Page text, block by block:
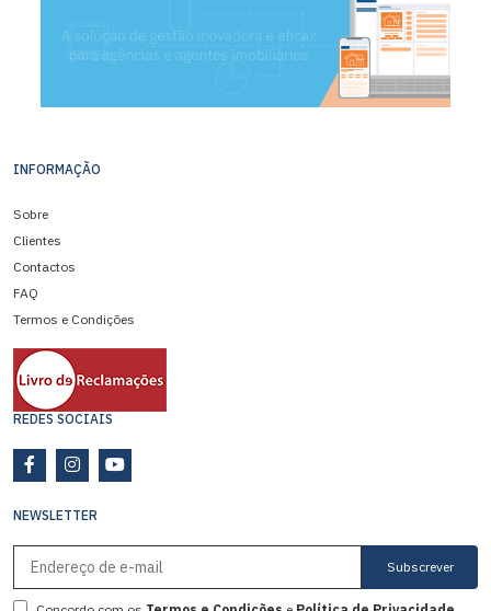
INFORMAÇÃO
Sobre
Clientes
Contactos
FAQ
Termos e Condições
REDES SOCIAIS
NEWSLETTER
Subscrever